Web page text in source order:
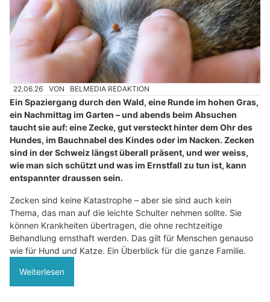
22.06.26 VON BELMEDIA REDAKTION
Ein Spaziergang durch den Wald, eine Runde im hohen Gras,
ein Nachmittag im Garten – und abends beim Absuchen
taucht sie auf: eine Zecke, gut versteckt hinter dem Ohr des
Hundes, im Bauchnabel des Kindes oder im Nacken. Zecken
sind in der Schweiz längst überall präsent, und wer weiss,
wie man sich schützt und was im Ernstfall zu tun ist, kann
entspannter draussen sein.
Zecken sind keine Katastrophe – aber sie sind auch kein
Thema, das man auf die leichte Schulter nehmen sollte. Sie
können Krankheiten übertragen, die ohne rechtzeitige
Behandlung ernsthaft werden. Das gilt für Menschen genauso
wie für Hund und Katze. Ein Überblick für die ganze Familie.
Weiterlesen